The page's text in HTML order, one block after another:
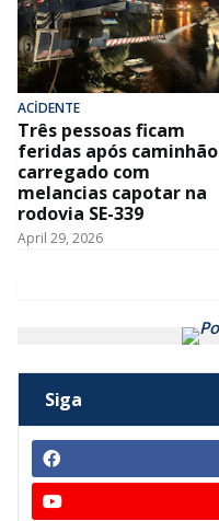
ACİDENTE
Três pessoas ficam
feridas após caminhão
carregado com
melancias capotar na
rodovia SE-339
April 29, 2026
Siga